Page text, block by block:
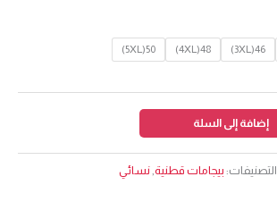
46(3XL)
48(4XL)
50(5XL)
إضافة إلى السلة
التصنيفات: بيجامات قطنية نسائي